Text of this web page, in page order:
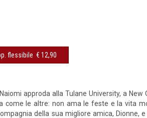
Cop. flessibile € 12,90
approda alla Tulane University, a New
come le altre: non ama le feste e la vita
della sua migliore amica, Dionne, e